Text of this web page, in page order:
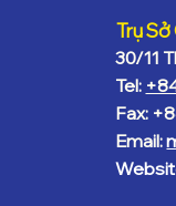
​Trụ
30/11
​Tel:
Fax:
Email: